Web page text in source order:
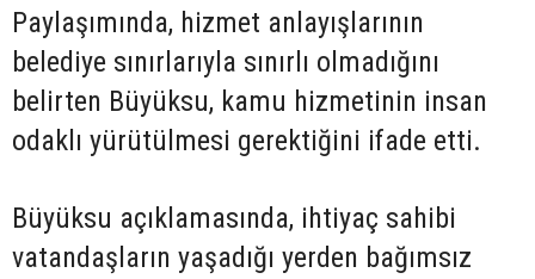
Paylaşımında, hizmet anlayışlarının
belediye sınırlarıyla sınırlı olmadığını
belirten Büyüksu, kamu hizmetinin insan
odaklı yürütülmesi gerektiğini ifade etti.
Büyüksu açıklamasında, ihtiyaç sahibi
vatandaşların yaşadığı yerden bağımsız